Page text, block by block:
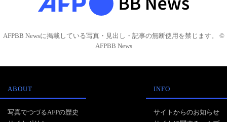
AFPBB Newsに掲載している写真・見出し・記事の無断使用を禁じます。 ©
AFPBB News
ABOUT
写真でつづるAFPの歴史
INFO
サイトからのお知らせ